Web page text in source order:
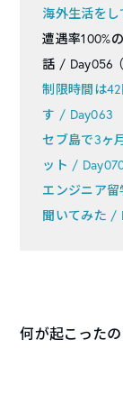
海外生活を
遭遇率100%
話 / Day056
制限時間は42
す / Day063
セブ島で3ヶ
ット /
エンジニア留
聞いてみた /
何が起こった